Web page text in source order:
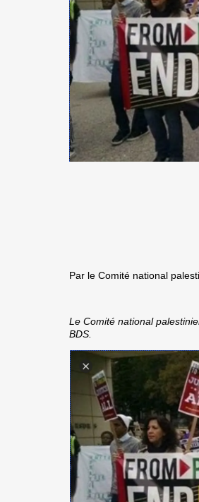
Par le Comité national
Le Comité national
BDS.